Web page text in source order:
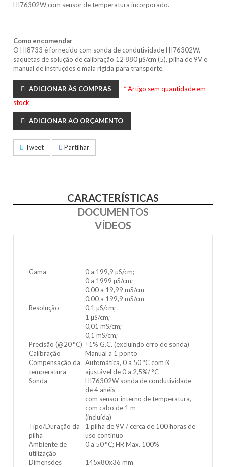
HI76302W com sensor de temperatura incorporado.
Como encomendar
O HI8733 é fornecido com sonda de condutividade HI76302W,
saquetas de solução de calibração 12 880 µS/cm (5), pilha de 9V e
manual de instruções e mala rígida para transporte.
ADICIONAR ÀS COMPRAS
* Artigo sem quantidade em
stock
ADICIONAR AO ORÇAMENTO
Tweet Partilhar
CARACTERÍSTICAS
DOCUMENTOS
VÍDEOS
Gama
0 a 199,9 µS/cm;
0 a 1999 µS/cm;
0,00 a 19,99 mS/cm
0,00 a 199,9 mS/cm
Resolução
0.1 µS/cm;
1 µS/cm;
0,01 mS/cm;
0,1 mS/cm;
Precisão (@20 °C) ±1% G.C. (excluindo erro de sonda)
Calibração
Manual a 1 ponto
Compensação da
temperatura
Automática, 0 a 50 °C com ß
ajustável de 0 a 2,5%/ °C
Sonda
HI76302W sonda de condutividade
de 4 anéis
com sensor interno de temperatura,
com cabo de 1 m
(incluída)
Tipo/Duração da
pilha
1 pilha de 9V / cerca de 100 horas de
uso contínuo
Ambiente de
utilização
0 a 50 °C; HR Max. 100%
Dimensões
145x80x36 mm